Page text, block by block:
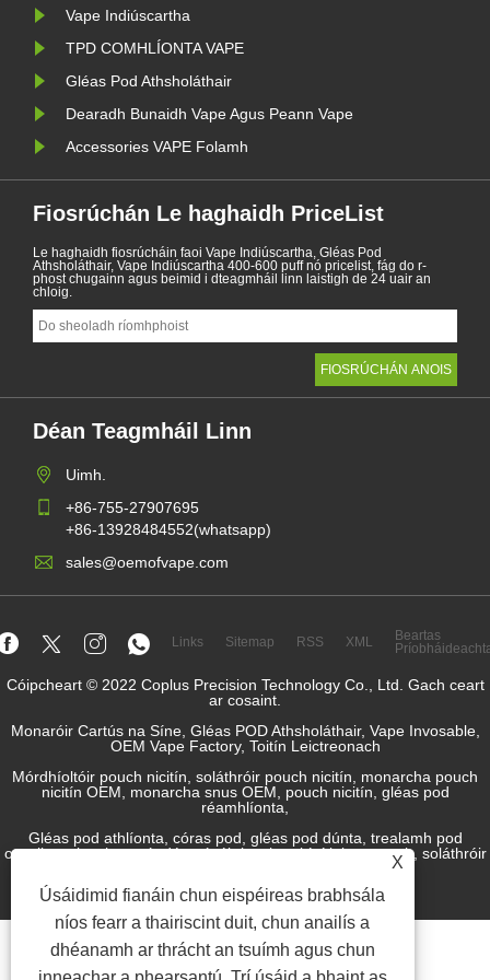
X
Úsáidimid fianáin chun eispéireas brabhsála
níos fearr a thairiscint duit, chun anailís a
dhéanamh ar thrácht an tsuímh agus chun
Vape Indiúscartha
TPD COMHLÍONTA VAPE
Gléas Pod Athsholáthair
Dearadh Bunaidh Vape Agus Peann Vape
Accessories VAPE Folamh
Fiosrúchán Le haghaidh PriceList
Le haghaidh fiosrúcháin faoi Vape Indiúscartha, Gléas Pod
Athsholáthair, Vape Indiúscartha 400-600 puff nó pricelist, fág do r-
phost chugainn agus beimid i dteagmháil linn laistigh de 24 uair an
chloig.
Déan Teagmháil Linn
Uimh.
+86-755-27907695
+86-13928484552(whatsapp)
sales@oemofvape.com
Links Sitemap RSS XML
Beartas
Cóipcheart © 2022 Coplus Precision Technology Co., Ltd. Gach ceart
ar cosaint.
Monaróir Cartús na Síne, Gléas POD Athsholáthair, Vape Invosable,
OEM Vape Factory, Toitín Leictreonach
Mórdhíoltóir pouch nicitín, soláthróir pouch nicitín, monarcha pouch
nicitín OEM, monarcha snus OEM, pouch nicitín, gléas pod
réamhlíonta,
Gléas pod athlíonta, córas pod, gléas pod dúnta, trealamh pod
oscailte, r-leacht, r-sú, déantúsóir leacht toitíní leictreonach, soláthróir